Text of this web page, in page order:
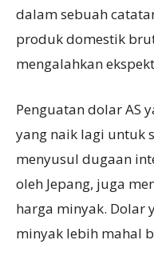
dalam sebuah
produk domestik
mengalahkan
Penguatan dolar AS
yang naik lagi untuk
menyusul dugaan
oleh Jepang, juga
harga minyak. Dolar
minyak lebih mahal